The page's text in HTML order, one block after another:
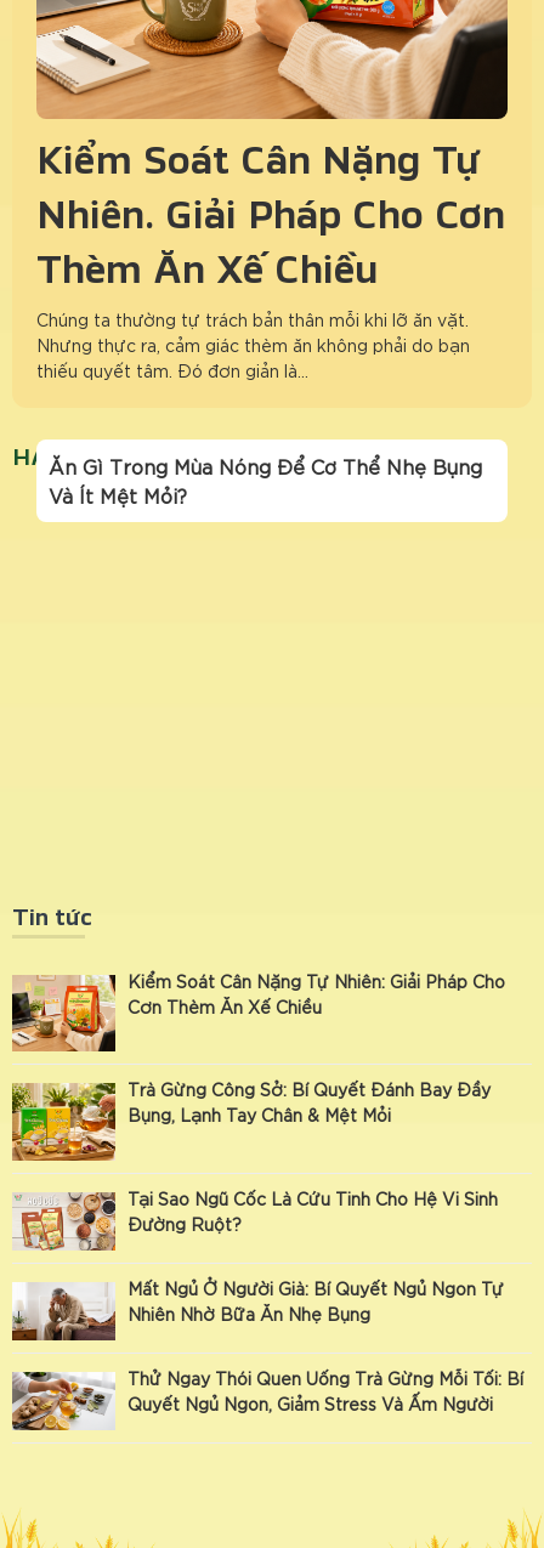
Kiểm Soát Cân Nặng Tự
Nhiên: Giải Pháp Cho Cơn
Thèm Ăn Xế Chiều
Chúng ta thường tự trách bản thân mỗi khi lỡ ăn vặt.
Nhưng thực ra, cảm giác thèm ăn không phải do bạn
thiếu quyết tâm. Đó đơn giản là…
HẠN CHẾ ĐỒ NGỌT MÙA NÓNG
Ăn Gì Trong Mùa Nóng Để Cơ Thể Nhẹ Bụng
Và Ít Mệt Mỏi?
Tin tức
Kiểm Soát Cân Nặng Tự Nhiên: Giải Pháp Cho
Cơn Thèm Ăn Xế Chiều
Trà Gừng Công Sở: Bí Quyết Đánh Bay Đầy
Bụng, Lạnh Tay Chân & Mệt Mỏi
Tại Sao Ngũ Cốc Là Cứu Tinh Cho Hệ Vi Sinh
Đường Ruột?
Mất Ngủ Ở Người Già: Bí Quyết Ngủ Ngon Tự
Nhiên Nhờ Bữa Ăn Nhẹ Bụng
Thử Ngay Thói Quen Uống Trà Gừng Mỗi Tối: Bí
Quyết Ngủ Ngon, Giảm Stress Và Ấm Người